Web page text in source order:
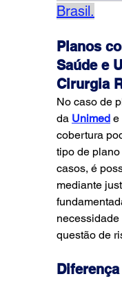
Brasil.
Planos
Saúde e
Cirurgia
No caso de
da Unimed e
cobertura
tipo de
casos, é
mediante
questão de